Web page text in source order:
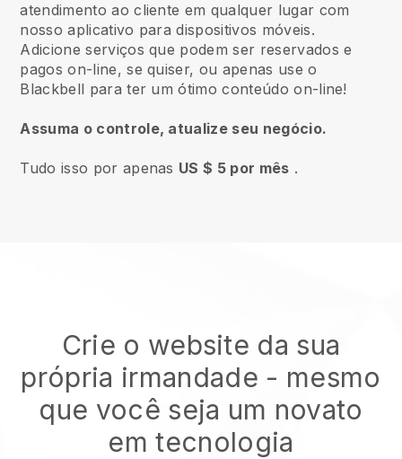
atendimento ao cliente em qualquer lugar com
nosso aplicativo para dispositivos móveis.
Adicione serviços que podem ser reservados e
pagos on-line, se quiser, ou apenas use o
Blackbell para ter um ótimo conteúdo on-line!
Assuma o controle, atualize seu negócio.
Tudo isso por apenas US $ 5 por mês .
Crie o website da sua
própria irmandade - mesmo
que você seja um novato
em tecnologia